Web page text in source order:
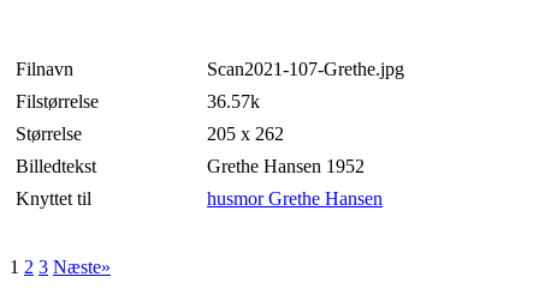
Filnavn
Scan2021-107-Grethe.jpg
Filstørrelse
36.57k
Størrelse
205 x 262
Billedtekst
Grethe Hansen 1952
Knyttet til
husmor Grethe Hansen
1 2 3 Næste»